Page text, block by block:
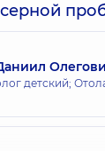
детский;